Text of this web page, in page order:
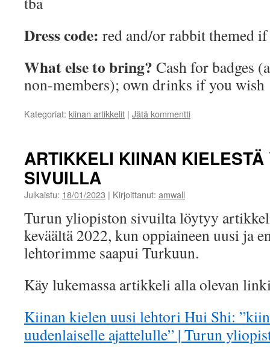
Dress code: red and/or rabbit themed
What else to bring? Cash for badges
non-members); own drinks if you wish
Kategoriat: kiinan artikkelit | Jätä kommentti
ARTIKKELI KIINAN KIELESTÄ
SIVUILLA
Julkaistu: 18/01/2023 | Kirjoittanut: amwall
Turun yliopiston sivuilta löytyy
keväältä 2022, kun oppiaineen uusi ja
lehtorimme saapui Turkuun.
Käy lukemassa artikkeli alla olevan
Kiinan kielen uusi lehtori Hui Shi:
uudenlaiselle ajattelulle” | Turun